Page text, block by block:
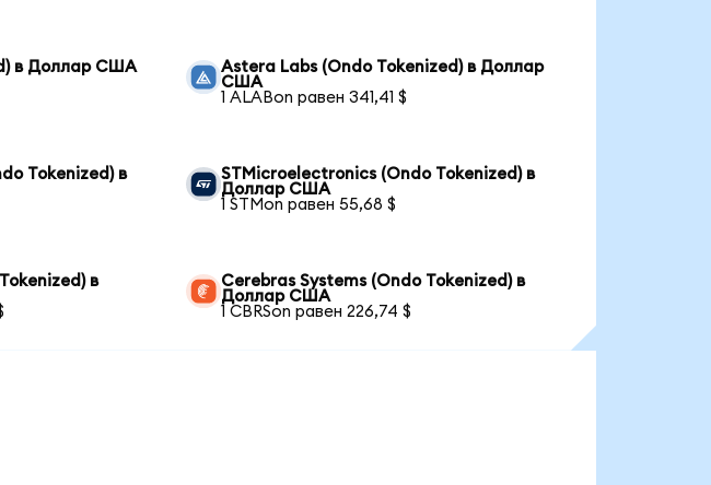
в Доллар США
Astera Labs (Ondo Tokenized) в Доллар
США
1 ALABon равен 341,41 $
Tokenized) в
STMicroelectronics (Ondo Tokenized) в
Доллар США
1 STMon равен 55,68 $
в
Cerebras Systems (Ondo Tokenized) в
Доллар США
1 CBRSon равен 226,74 $